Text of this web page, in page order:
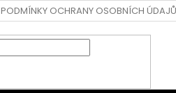
PODMÍNKY OCHRANY OSOBNÍCH ÚDAJŮ